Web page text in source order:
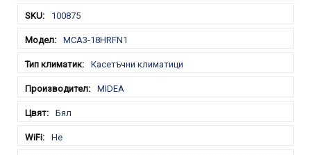
100875
MCA3-18HRFN1
Касетъчни климатици
MIDEA
Бял
Не